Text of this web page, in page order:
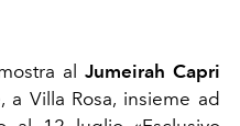
alJumeirah Capri
Villa Rosa, insieme ad